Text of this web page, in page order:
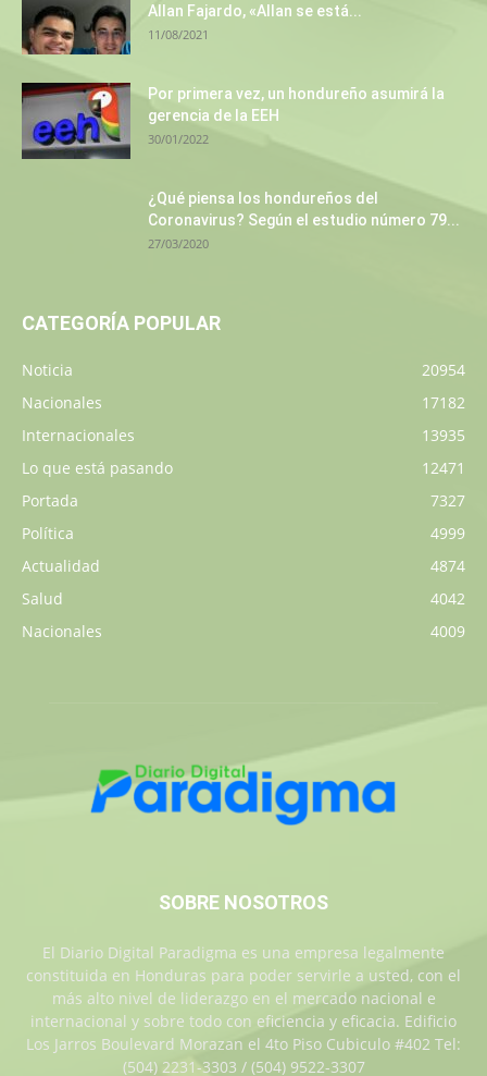
Allan Fajardo, «Allan se está...
11/08/2021
Por primera vez, un hondureño asumirá la
gerencia de la EEH
30/01/2022
¿Qué piensa los hondureños del
Coronavirus? Según el estudio número 79...
27/03/2020
CATEGORÍA POPULAR
Noticia
20954
Nacionales
17182
Internacionales
13935
Lo que está pasando
12471
Portada
7327
Política
4999
Actualidad
4874
Salud
4042
Nacionales
4009
SOBRE NOSOTROS
El Diario Digital Paradigma es una empresa legalmente
constituida en Honduras para poder servirle a usted, con el
más alto nivel de liderazgo en el mercado nacional e
internacional y sobre todo con eficiencia y eficacia. Edificio
Los Jarros Boulevard Morazan el 4to Piso Cubiculo #402 Tel:
(504) 2231-3303 / (504) 9522-3307